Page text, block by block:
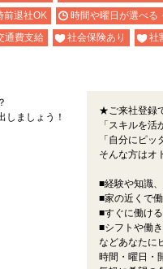
前退社OK 時間や曜日が選べる
通費支給 社会保険あり 社
しましょう！
★ご来社登録
「スキルを活
「自分にピッ
そんな方はオ
■経験や知識
■家の近くで
■すぐに働け
■シフトや働
などあなたに
時間・曜日・